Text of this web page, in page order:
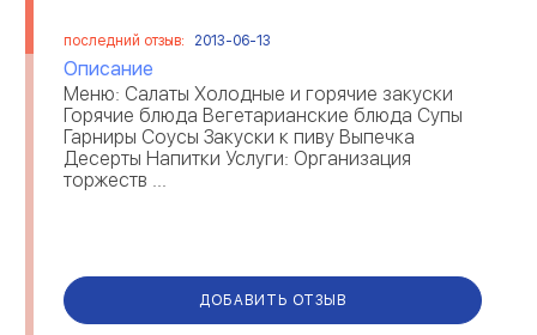
последний отзыв: 2013-06-13
Описание
Меню: Салаты Холодные и горячие закуски
Горячие блюда Вегетарианские блюда Супы
Гарниры Соусы Закуски к пиву Выпечка
Десерты Напитки Услуги: Организация
торжеств ...
ДОБАВИТЬ ОТЗЫВ